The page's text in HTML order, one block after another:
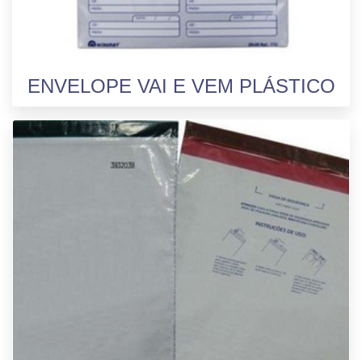
ENVELOPE VAI E VEM PLÁSTICO